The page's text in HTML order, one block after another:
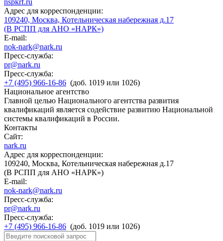
nspkrf.ru
Адрес для корреспонденции:
109240, Москва, Котельническая набережная д.17
(В РСПП для АНО «НАРК»)
E-mail:
nok-nark@nark.ru
Пресс-служба:
pr@nark.ru
Пресс-служба:
+7 (495) 966-16-86 (доб. 1019 или 1026)
Национальное агентство
Главной целью Национального агентства развития
квалификаций является содействие развитию Национальной
системы квалификаций в России.
Контакты
Сайт:
nark.ru
Адрес для корреспонденции:
109240, Москва, Котельническая набережная д.17
(В РСПП для АНО «НАРК»)
E-mail:
nok-nark@nark.ru
Пресс-служба:
pr@nark.ru
Пресс-служба:
+7 (495) 966-16-86 (доб. 1019 или 1026)